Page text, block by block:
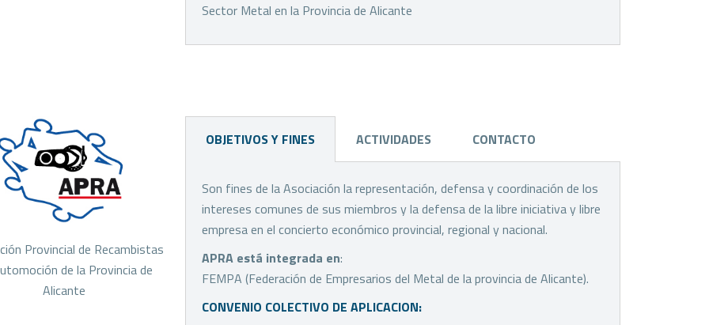
Sector Metal en la Provincia de Alicante
Provincial de Recambistas
de la Provincia de
Alicante
OBJETIVOS Y FINES ACTIVIDADES CONTACTO
Son fines de la Asociación la representación, defensa y coordinación de los
intereses comunes de sus miembros y la defensa de la libre iniciativa y libre
empresa en el concierto económico provincial, regional y nacional.
APRA está integrada en:
FEMPA (Federación de Empresarios del Metal de la provincia de Alicante).
CONVENIO COLECTIVO DE APLICACION: